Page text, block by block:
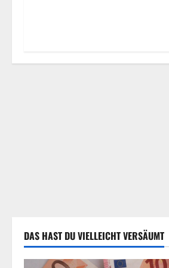
DAS HAST DU VIELLEICHT VERSÄUMT